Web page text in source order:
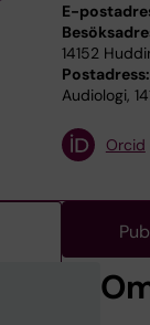
E-
14152
Postadress:
Audiologi,
Orcid